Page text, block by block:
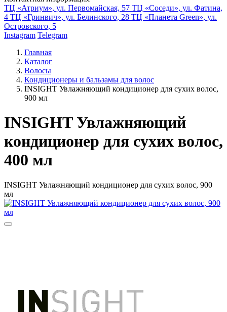
ТЦ «Атриум», ул. Первомайская, 57 ТЦ «Соседи», ул. Фатина,
4 ТЦ «Гринвич», ул. Белинского, 28 ТЦ «Планета Green», ул.
Островского, 5
Instagram Telegram
Главная
Каталог
Волосы
Кондиционеры и бальзамы для волос
INSIGHT Увлажняющий кондиционер для сухих волос,
900 мл
INSIGHT Увлажняющий
кондиционер для сухих волос,
400 мл
INSIGHT Увлажняющий кондиционер для сухих волос, 900
мл